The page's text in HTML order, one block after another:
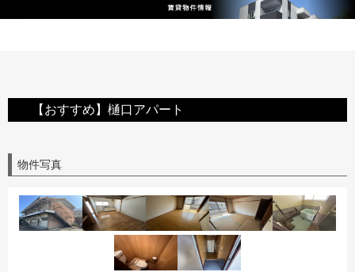
【おすすめ】樋口アパート
物件写真